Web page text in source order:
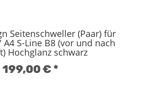
Seitenschweller (Paar) für
A4 S-Line B8 (vor und nach
Hochglanz schwarz
199,00 €*